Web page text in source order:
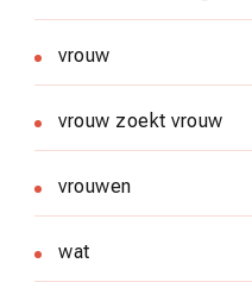
vrouw
vrouw zoekt vrouw
vrouwen
wat